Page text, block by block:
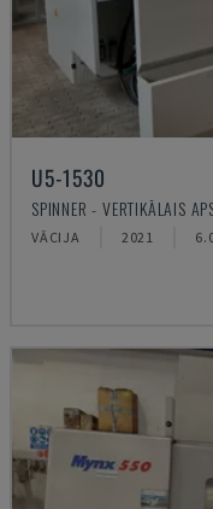
U5-1530
SPINNER - VERTIKĀLAIS
VĀCIJA 2021